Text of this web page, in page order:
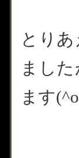
とり
まし
ます